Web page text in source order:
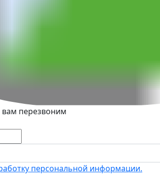
перезвоним
персональной информации.